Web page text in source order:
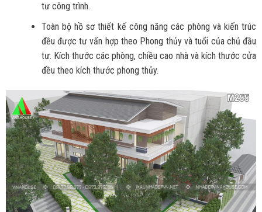
tư công trình.
Toàn bộ hồ sơ thiết kế công năng các phòng và kiến trúc
đều được tư vấn hợp theo Phong thủy và tuổi của chủ đầu
tư. Kích thước các phòng, chiều cao nhà và kích thước cửa
đều theo kích thước phong thủy.